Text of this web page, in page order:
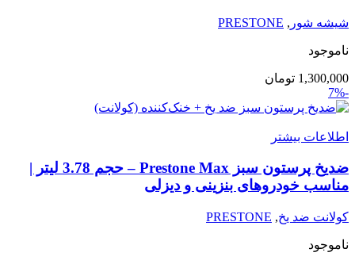
شیشه شور ,
PRESTONE
ناموجود
1,300,000 تومان
-7%
اطلاعات بیشتر
ضدیخ پرستون سبز Prestone Max – حجم 3.78 لیتر |
مناسب خودروهای بنزینی و دیزلی
کولانت ضد یخ,
PRESTONE
ناموجود